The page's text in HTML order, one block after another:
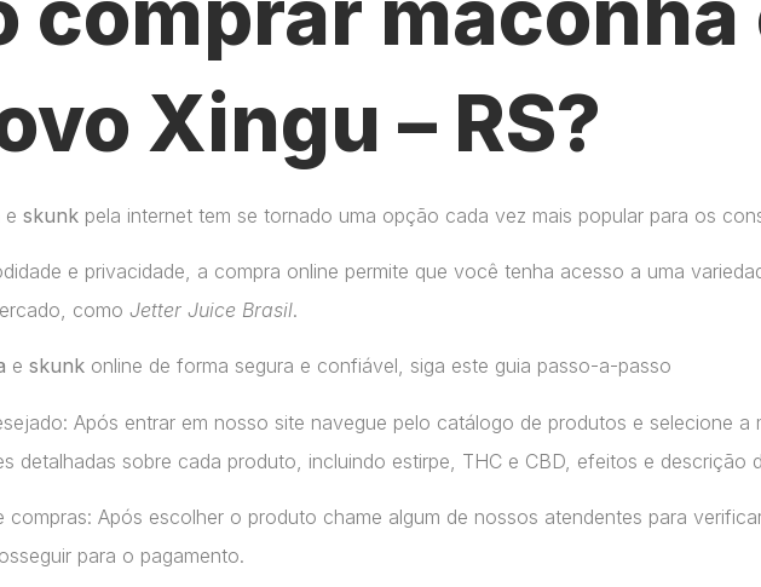
Xingu – RS?
e skunk pela internet tem se tornado uma opção cada vez mais popular para os
e privacidade, a compra online permite que você tenha acesso a uma
como Jetter Juice Brasil.
e skunk online de forma segura e confiável, siga este guia passo-a-passo
Após entrar em nosso site navegue pelo catálogo de produtos e selecione a
detalhadas sobre cada produto, incluindo estirpe, THC e CBD, efeitos e descrição
compras: Após escolher o produto chame algum de nossos atendentes para
para o pagamento.